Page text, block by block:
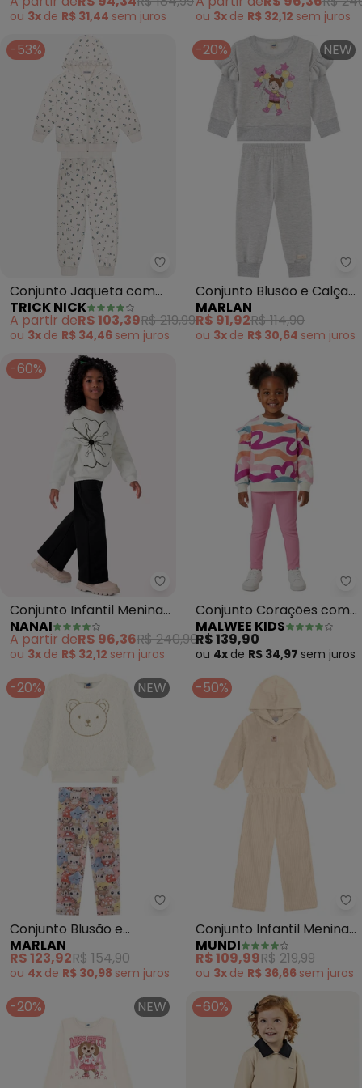
ou 3x de R$ 31,44 sem juros ou 3x de R$ 32,12 sem juros
-53%
Trick Nick - Conjunto Jaqueta
Conjunto Jaqueta com
Calça (Bege)
TRICK NICK
A partir deR$ 103,39R$ 219,99
ou 3x de R$ 34,46 sem juros
-20% NEW
Conjunto Blusão e Calça
em Moletom Felpado
(Bege)
MARLAN
R$ 91,92R$ 114,90
ou 3x de R$ 30,64 sem juros
-60%
Nanai - Conjunto Infantil
Conjunto Infantil Menina
Bordado (Off White)
NANAI
A partir deR$ 96,36R$ 240,90
ou 3x de R$ 32,12 sem juros
Conjunto Corações com
Babado (Off White)
MALWEE KIDS
R$ 139,90
ou 4x de R$ 34,97 sem juros
-20% NEW
Marlan - Conjunto Blusão e
Conjunto Blusão e
Legging em Molecotton
(Bege)
MARLAN
R$ 123,92R$ 154,90
ou 4x de R$ 30,98 sem juros
-50%
Conjunto Infantil Menina
Peluciada (Natural)
MUNDI
R$ 109,99R$ 219,99
ou 3x de R$ 36,66 sem juros
-20% NEW -60%